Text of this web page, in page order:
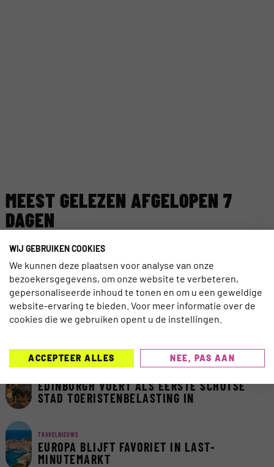
MEEST GELEZEN AFGELOPEN 7
DAGEN
TECHNOLOGIE
EGYPTE LANCEERT NIEUW DIGITAAL
VISUMSYSTEEM
TRAVELNIEUWS
CORENDON NU OOK TELEFONISCH
BEREIKBAAR VOOR DOVEN EN
EDINBURGH VOERT ALS EERSTE SCHOTSE
STAD TOERISTENBELASTING IN
TRAVELNIEUWS
EUROPA BLIJFT FAVORIET IN LAST-
MINUTEMARKT
WIJ GEBRUIKEN COOKIES
We kunnen deze plaatsen voor analyse van onze
bezoekersgegevens, om onze website te verbeteren,
gepersonaliseerde inhoud te tonen en om u een geweldige
website-ervaring te bieden. Voor meer informatie over de
cookies die we gebruiken opent u de instellingen.
ACCEPTEER ALLES NEE, PAS AAN